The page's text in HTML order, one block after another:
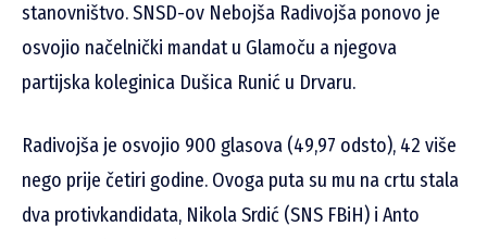
stanovništvo. SNSD-ov Nebojša Radivojša ponovo je
osvojio načelnički mandat u Glamoču a njegova
partijska koleginica Dušica Runić u Drvaru.
Radivojša je osvojio 900 glasova (49,97 odsto), 42 više
nego prije četiri godine. Ovoga puta su mu na crtu stala
dva protivkandidata, Nikola Srdić (SNS FBiH) i Anto